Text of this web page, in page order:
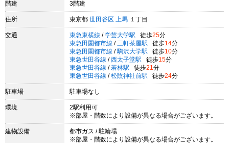
階建 3階建
住所 東京都 世田谷区 上馬 １丁目
交通 東急東横線 / 学芸大学駅 徒歩25分
東急田園都市線 / 三軒茶屋駅 徒歩14分
東急田園都市線 / 駒沢大学駅 徒歩10分
東急世田谷線 / 西太子堂駅 徒歩15分
東急世田谷線 / 若林駅 徒歩21 分
東急世田谷線 / 松陰神社前駅 徒歩24分
駐車場 駐車場なし
環境
2駅利用可
※部屋・階数により設備が異なる場合がございます。
建物設備
都市ガス / 駐輪場
※部屋・階数により設備が異なる場合がございます。